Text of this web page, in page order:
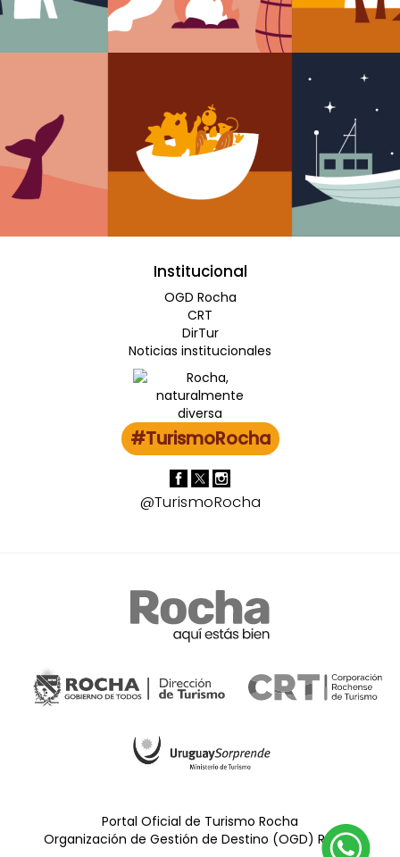
Institucional
OGD Rocha
CRT
DirTur
Noticias institucionales
#TurismoRocha
@TurismoRocha
Portal Oficial de Turismo Rocha
Organización de Gestión de Destino (OGD) Rocha